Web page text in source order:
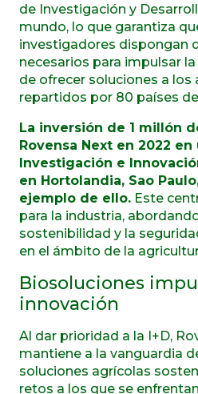
de Investigación y
mundo, lo que garantiza
investigadores dispongan
necesarios para impulsar
de ofrecer soluciones a los
repartidos por 80 países
La inversión de 1 millón
Rovensa Next en 2022
Investigación e
en Hortolandia, Sao
ejemplo de ello. Este
para la industria,
sostenibilidad y la
en el ámbito de la
Biosoluciones
innovación
Al dar prioridad a la I+D,
mantiene a la vanguardia
soluciones agrícolas
retos a los que se